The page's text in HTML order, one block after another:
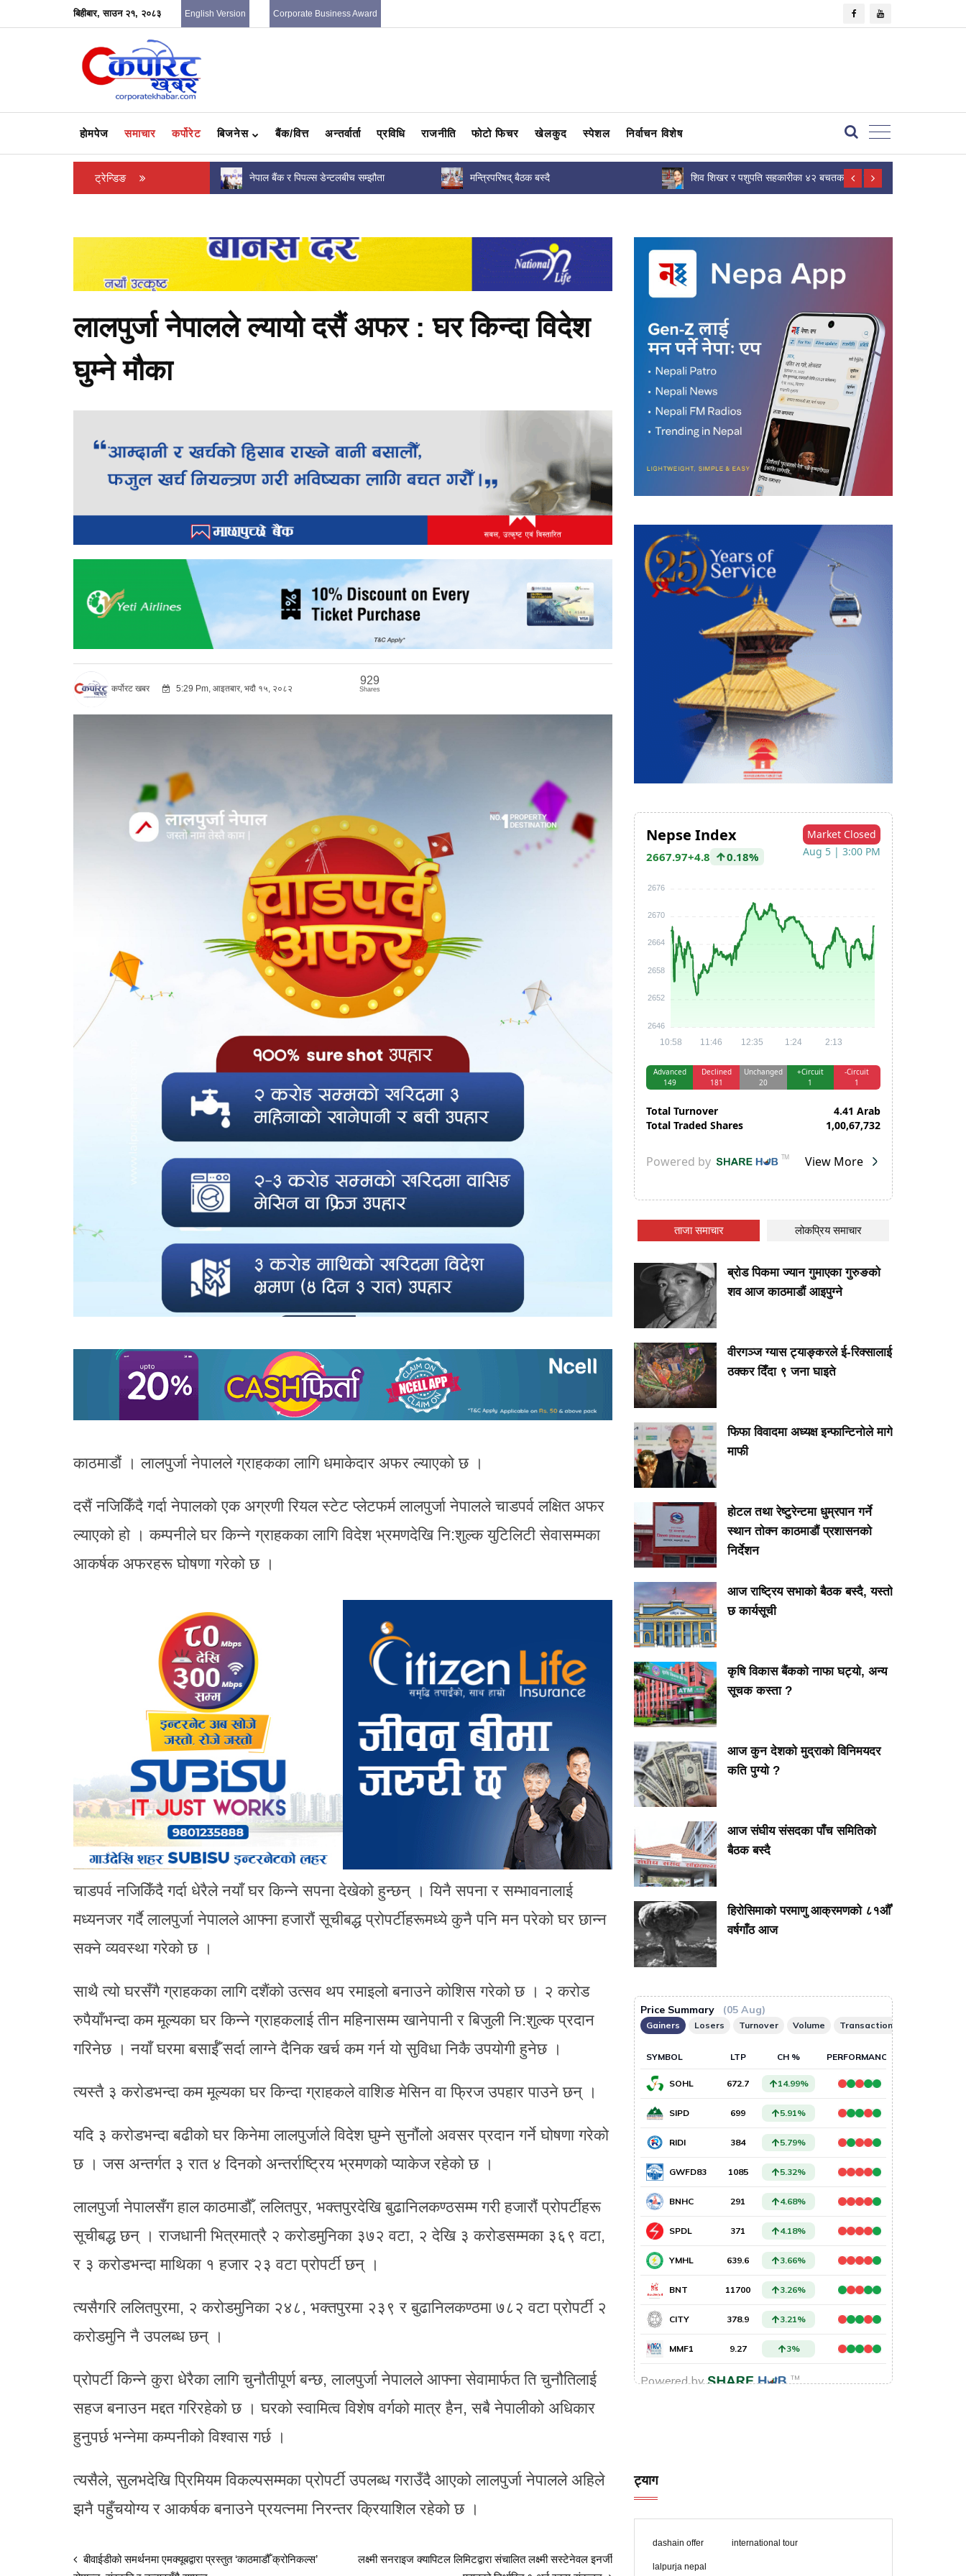
बिहीबार, साउन २१, २०८३ English Version Corporate Business Award
हाेमपेज समाचार कर्पोरेट बिजनेस बैंक/वित्त अन्तर्वार्ता प्रविधि राजनीति फोटो फिचर खेलकुद स्पेशल निर्वाचन विशेष
ट्रेन्डिङ
हर्कपुर मावीमा शिक्षक सरुवालाई लिएर चर्कियो विवाद :
नेपाल बैंक र पिपल्स डेन्टलबीच सम्झौता मन्त्रिपरिषद् बैठक बस्दै
शिव शिखर र पशुपति सहकारीका ४२ बचतकर्ताको रकम
लालपुर्जा नेपालले ल्यायो दसैं अफर : घर किन्दा विदेश
घुम्ने मौका
कर्पोरट खबर 5:29 Pm, आइतबार, भदौ १५, २०८२
929
Shares
काठमाडौं । लालपुर्जा नेपालले ग्राहकका लागि धमाकेदार अफर ल्याएको छ ।
दसैं नजिकिँदै गर्दा नेपालको एक अग्रणी रियल स्टेट प्लेटफर्म लालपुर्जा नेपालले चाडपर्व लक्षित अफर
ल्याएको हो । कम्पनीले घर किन्ने ग्राहकका लागि विदेश भ्रमणदेखि नि:शुल्क युटिलिटी सेवासम्मका
आकर्षक अफरहरू घोषणा गरेको छ ।
चाडपर्व नजिकिँदै गर्दा धेरैले नयाँ घर किन्ने सपना देखेको हुन्छन् । यिनै सपना र सम्भावनालाई
मध्यनजर गर्दै लालपुर्जा नेपालले आफ्ना हजारौं सूचीबद्ध प्रोपर्टीहरूमध्ये कुनै पनि मन परेको घर छान्न
सक्ने व्यवस्था गरेको छ ।
साथै त्यो घरसँगै ग्राहकका लागि दशैंको उत्सव थप रमाइलो बनाउने कोशिस गरेको छ । २ करोड
रुपैयाँभन्दा कम मूल्यका घर किन्ने ग्राहकलाई तीन महिनासम्म खानेपानी र बिजुली नि:शुल्क प्रदान
गरिनेछ । नयाँ घरमा बसाईँ सर्दा लाग्ने दैनिक खर्च कम गर्न यो सुविधा निकै उपयोगी हुनेछ ।
त्यस्तै ३ करोडभन्दा कम मूल्यका घर किन्दा ग्राहकले वाशिङ मेसिन वा फ्रिज उपहार पाउने छन् ।
यदि ३ करोडभन्दा बढीको घर किनेमा लालपुर्जाले विदेश घुम्ने सुनौंलो अवसर प्रदान गर्ने घोषणा गरेको
छ । जस अन्तर्गत ३ रात ४ दिनको अन्तर्राष्ट्रिय भ्रमणको प्याकेज रहेको छ ।
लालपुर्जा नेपालसँग हाल काठमाडौँ, ललितपुर, भक्तपुरदेखि बुढानिलकण्ठसम्म गरी हजारौं प्रोपर्टीहरू
सूचीबद्ध छन् । राजधानी भित्रमात्रै २ करोडमुनिका ३७२ वटा, २ देखि ३ करोडसम्मका ३६९ वटा,
र ३ करोडभन्दा माथिका १ हजार २३ वटा प्रोपर्टी छन् ।
त्यसैगरि ललितपुरमा, २ करोडमुनिका २४८, भक्तपुरमा २३९ र बुढानिलकण्ठमा ७८२ वटा प्रोपर्टी २
करोडमुनि नै उपलब्ध छन् ।
प्रोपर्टी किन्ने कुरा धेरैका लागि चुनौतीपूर्ण बन्छ, लालपुर्जा नेपालले आफ्ना सेवामार्फत ति चुनौतिलाई
सहज बनाउन मद्दत गरिरहेको छ । घरको स्वामित्व विशेष वर्गको मात्र हैन, सबै नेपालीको अधिकार
हुनुपर्छ भन्नेमा कम्पनीको विश्वास गर्छ ।
त्यसैले, सुलभदेखि प्रिमियम विकल्पसम्मका प्रोपर्टी उपलब्ध गराउँदै आएको लालपुर्जा नेपालले अहिले
झनै पहुँचयोग्य र आकर्षक बनाउने प्रयत्नमा निरन्तर क्रियाशिल रहेको छ ।
बीवाईडीको समर्थनमा एमक्यूबद्वारा प्रस्तुत ‘काठमाडौँ क्रोनिकल्स’
लक्ष्मी सनराइज क्यापिटल लिमिटद्वारा संचालित लक्ष्मी सस्टेनेवल इनर्जी
ताजा समाचार लोकप्रिय समाचार
ब्रोड पिकमा ज्यान गुमाएका गुरुङको
शव आज काठमाडौं आइपुग्ने
वीरगञ्ज ग्यास ट्याङ्करले ई-रिक्सालाई
ठक्कर दिँदा ९ जना घाइते
फिफा विवादमा अध्यक्ष इन्फान्टिनोले मागे
माफी
होटल तथा रेष्टुरेन्टमा धुम्रपान गर्ने
स्थान तोक्न काठमाडौं प्रशासनको
निर्देशन
आज राष्ट्रिय सभाको बैठक बस्दै, यस्तो
छ कार्यसूची
कृषि विकास बैंकको नाफा घट्यो, अन्य
सूचक कस्ता ?
आज कुन देशको मुद्राको विनिमयदर
कति पुग्यो ?
आज संघीय संसदका पाँच समितिको
बैठक बस्दै
हिरोसिमाको परमाणु आक्रमणको ८१औँ
वर्षगाँठ आज
ट्याग
dashain offer international tour
lalpurja nepal
×